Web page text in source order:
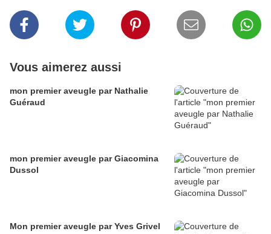
Vous aimerez aussi
mon premier aveugle par Nathalie
Guéraud
mon premier aveugle par Giacomina
Dussol
Mon premier aveugle par Yves Grivel